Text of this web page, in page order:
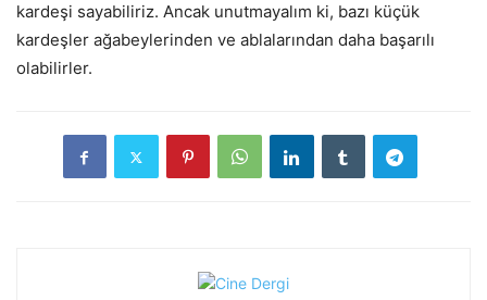
kardeşi sayabiliriz. Ancak unutmayalım ki, bazı küçük
kardeşler ağabeylerinden ve ablalarından daha başarılı
olabilirler.